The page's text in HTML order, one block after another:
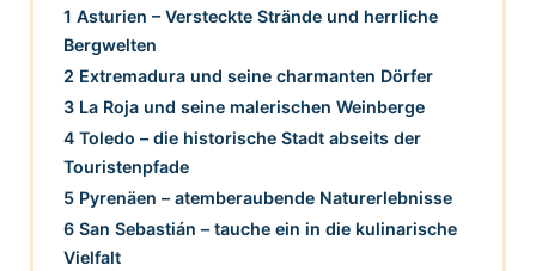
1 Asturien – Versteckte Strände und herrliche
Bergwelten
2 Extremadura und seine charmanten Dörfer
3 La Roja und seine malerischen Weinberge
4 Toledo – die historische Stadt abseits der
Touristenpfade
5 Pyrenäen – atemberaubende Naturerlebnisse
6 San Sebastián – tauche ein in die kulinarische
Vielfalt